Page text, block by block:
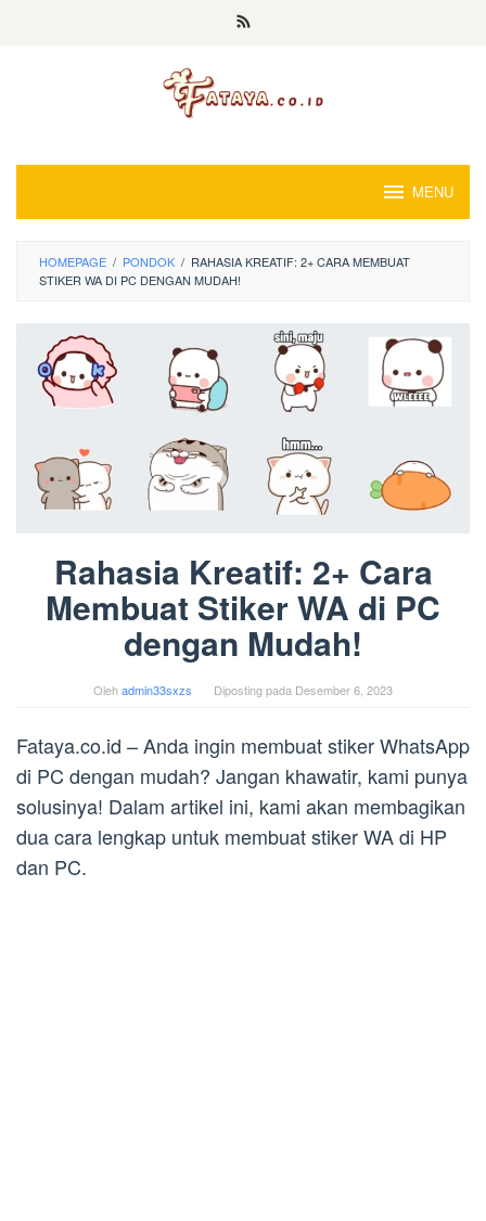
MENU
HOMEPAGE / PONDOK / RAHASIA KREATIF: 2+ CARA MEMBUAT
STIKER WA DI PC DENGAN MUDAH!
Rahasia Kreatif: 2+ Cara
Membuat Stiker WA di PC
dengan Mudah!
Olehadmin33sxzs Diposting pada Desember 6, 2023
Fataya.co.id – Anda ingin membuat stiker WhatsApp
di PC dengan mudah? Jangan khawatir, kami punya
solusinya! Dalam artikel ini, kami akan membagikan
dua cara lengkap untuk membuat stiker WA di HP
dan PC.